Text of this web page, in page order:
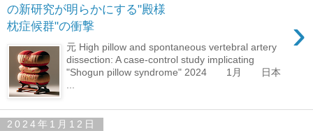
の新研究が明らかにする"殿様
枕症候群"の衝撃
›
元 High pillow and spontaneous vertebral artery
dissection: A case-control study implicating
"Shogun pillow syndrome" 2024 1月 日本
2024年1月12日